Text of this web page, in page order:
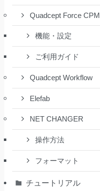
Quadcept Force CPM
機能・設定
ご利用ガイド
Quadcept Workflow
Elefab
NET CHANGER
操作方法
フォーマット
チュートリアル